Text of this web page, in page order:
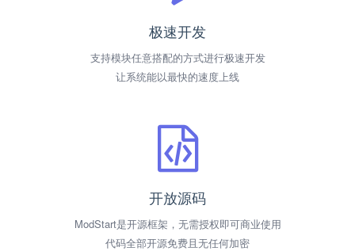
极速开发
支持模块任意搭配的方式进行极速开发
让系统能以最快的速度上线
开放源码
ModStart是开源框架，无需授权即可商业使用
代码全部开源免费且无任何加密